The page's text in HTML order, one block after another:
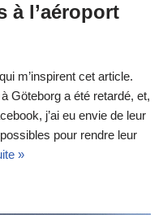
à l’aéroport
m’inspirent cet article.
Göteborg a été retardé, et,
j’ai eu envie de leur
pour rendre leur
»